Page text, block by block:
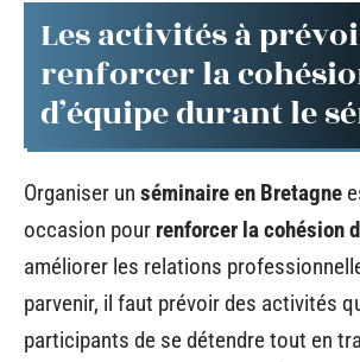
Les activités à
renforcer la
d’équipe durant le
Organiser un séminaire en Bretagne
occasion pour renforcer la cohésion
améliorer les relations
parvenir, il faut prévoir des activités
participants de se détendre tout en